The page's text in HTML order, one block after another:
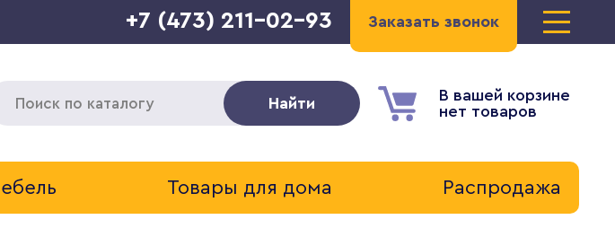
Заказать звонок
+7 (473) 211-02-93
В вашей корзине
нет товаров
Найти
Товары для дома Распродажа